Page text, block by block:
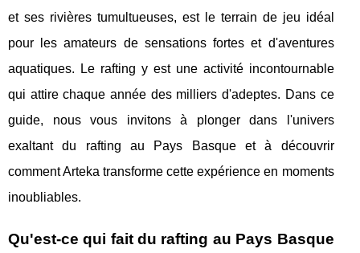
et ses rivières tumultueuses, est le terrain de jeu idéal
pour les amateurs de sensations fortes et d'aventures
aquatiques. Le rafting y est une activité incontournable
qui attire chaque année des milliers d'adeptes. Dans ce
guide, nous vous invitons à plonger dans l'univers
exaltant du rafting au Pays Basque et à découvrir
comment Arteka transforme cette expérience en moments
inoubliables.
Qu'est-ce qui fait du rafting au Pays Basque